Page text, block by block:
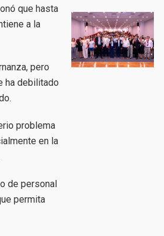
que hasta
a la
pero
ha debilitado
problema
en la
de personal
permita